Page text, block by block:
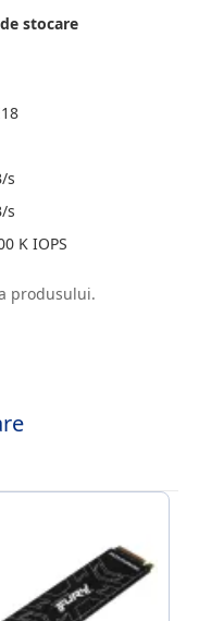
stocare
s
s
K IOPS
produsului.